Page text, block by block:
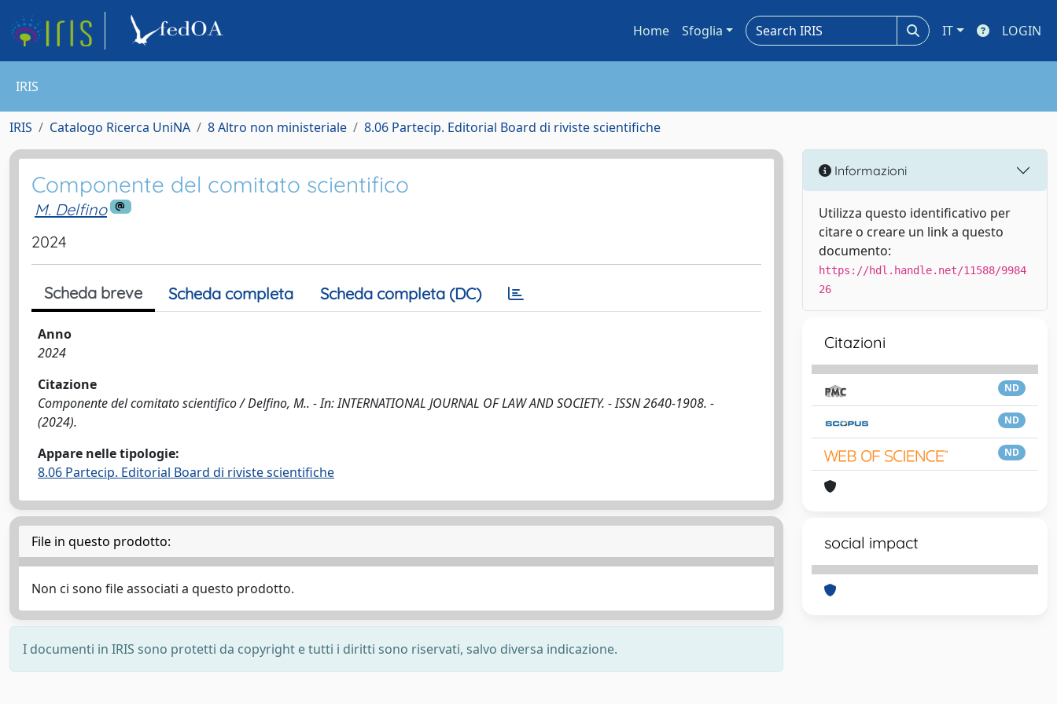
Home Sfoglia IT LOGIN
IRIS
IRIS Catalogo Ricerca UniNA 8 Altro non ministeriale 8.06 Partecip. Editorial Board di riviste scientifiche
Componente del comitato scientifico
M. Delfino
2024
Scheda breve Scheda completa Scheda completa (DC)
Anno
2024
Citazione
Componente del comitato scientifico / Delfino, M.. - In: INTERNATIONAL JOURNAL OF LAW AND SOCIETY. - ISSN 2640-1908. -
(2024).
Appare nelle tipologie:
8.06 Partecip. Editorial Board di riviste scientifiche
File in questo prodotto:
Non ci sono file associati a questo prodotto.
I documenti in IRIS sono protetti da copyright e tutti i diritti sono riservati, salvo diversa indicazione.
Informazioni
Utilizza questo identificativo per
citare o creare un link a questo
documento:
https://hdl.handle.net/11588/9984
26
Citazioni
ND
ND
ND
social impact